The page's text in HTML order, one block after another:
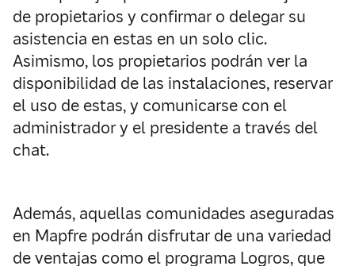
de propietarios y confirmar o delegar su
asistencia en estas en un solo clic.
Asimismo, los propietarios podrán ver la
disponibilidad de las instalaciones, reservar
el uso de estas, y comunicarse con el
administrador y el presidente a través del
chat.
Además, aquellas comunidades aseguradas
en Mapfre podrán disfrutar de una variedad
de ventajas como el programa Logros, que